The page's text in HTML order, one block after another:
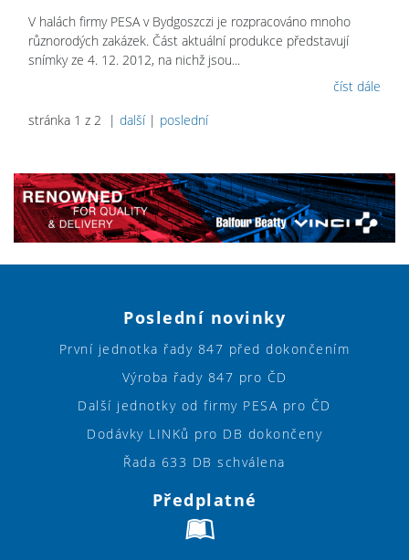
V halách firmy PESA v Bydgoszczi je rozpracováno mnoho
různorodých zakázek. Část aktuální produkce představují
snímky ze 4. 12. 2012, na nichž jsou...
číst dále
stránka 1 z 2 | další| poslední
Poslední novinky
První jednotka řady 847 před dokončením
Výroba řady 847 pro ČD
Další jednotky od firmy PESA pro ČD
Dodávky LINKů pro DB dokončeny
Řada 633 DB schválena
Předplatné